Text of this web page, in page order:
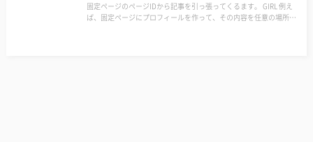
固定ページのページIDから記事を引っ張ってくるます。 GIRL 例え
ば、固定ページにプロフィールを作って、その内容を任意の場所に